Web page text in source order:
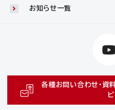
お知らせ一覧
各種お問い合わせ・資